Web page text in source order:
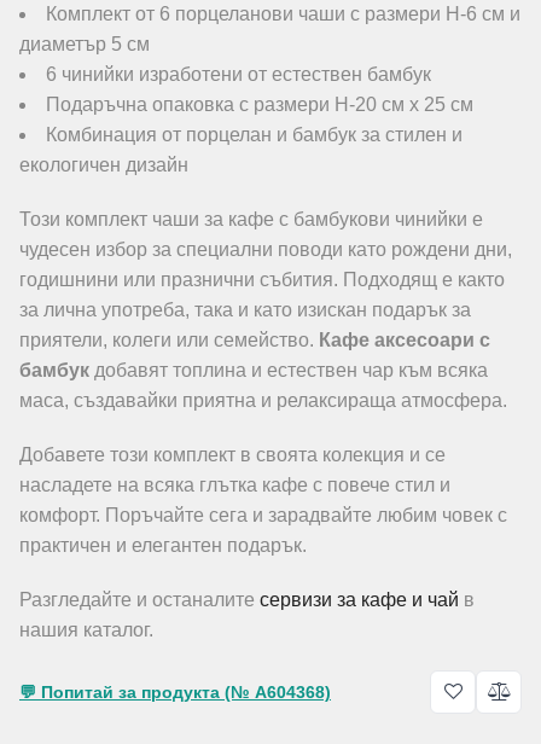
Комплект от 6 порцеланови чаши с размери Н-6 см и
диаметър 5 см
6 чинийки изработени от естествен бамбук
Подаръчна опаковка с размери Н-20 см х 25 см
Комбинация от порцелан и бамбук за стилен и
екологичен дизайн
Този комплект чаши за кафе с бамбукови чинийки е
чудесен избор за специални поводи като рождени дни,
годишнини или празнични събития. Подходящ е както
за лична употреба, така и като изискан подарък за
приятели, колеги или семейство. Кафе аксесоари с
бамбук добавят топлина и естествен чар към всяка
маса, създавайки приятна и релаксираща атмосфера.
Добавете този комплект в своята колекция и се
насладете на всяка глътка кафе с повече стил и
комфорт. Поръчайте сега и зарадвайте любим човек с
практичен и елегантен подарък.
Разгледайте и останалите сервизи за кафе и чай в
нашия каталог.
💬 Попитай за продукта (№ A604368)